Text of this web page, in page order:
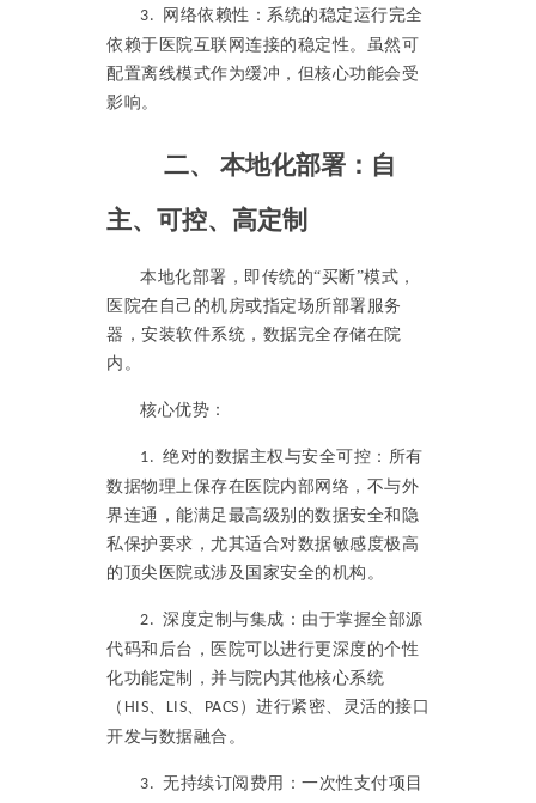
3.
网络依赖性：系统的稳定运行完全
依赖于医院互联网连接的稳定性。虽然可
配置离线模式作为缓冲，但核心功能会受
影响。
二、
本地化部署：自
主、可控、高定制
本地化部署，即传统的“买断”模式，
医院在自己的机房或指定场所部署服务
器，安装软件系统，数据完全存储在院
内。
核心优势：
1. 绝对的数据主权与安全可控：所有
数据物理上保存在医院内部网络，不与外
界连通，能满足最高级别的数据安全和隐
私保护要求，尤其适合对数据敏感度极高
的顶尖医院或涉及国家安全的机构。
2. 深度定制与集成：由于掌握全部源
代码和后台，医院可以进行更深度的个性
化功能定制，并与院内其他核心系统
（ HIS、 LIS、 PACS ）进行紧密、灵活的接口
开发与数据融合。
3. 无持续订阅费用：一次性支付项目